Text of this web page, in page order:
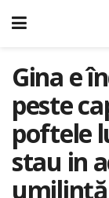
Gina e
peste
poftele
stau in